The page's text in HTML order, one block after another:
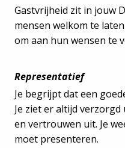
Gastvrijheid zit in jouw
mensen welkom te
om aan hun wensen te
Representatief
Je begrijpt dat een
Je ziet er altijd
en vertrouwen uit. Je
moet presenteren.